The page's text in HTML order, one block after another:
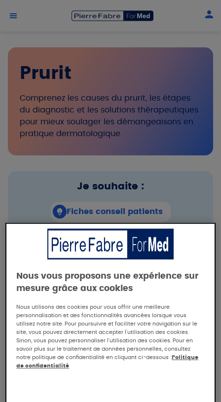
Aller au contenu principal
Prurit
Comprenez les causes du prurit, les étapes
du diagnostic et les solutions thérapeutiques
pour mieux soulager les démangeaisons en
pratique dermatologique.
Je souhaite :
Fiches conseil patients
Aide à la prescription
Information produits
Formation/conférences
PAR MARQUE :
DUCRAY
Réinitialiser les filtres
Nous vous proposons une expérience sur
mesure grâce aux cookies
Nous utilisons des cookies pour vous offrir une meilleure
personnalisation et des fonctionnalités avancées lorsque vous
utilisez notre site. Pour poursuivre et faciliter votre navigation sur le
site, vous pouvez directement accepter l'utilisation des cookies.
Sinon, vous pouvez personnaliser l'utilisation des cookies. Pour en
savoir plus sur le traitement de données personnelles, consultez
notre politique de confidentialité en cliquant ci-dessous : Politique
de confidentialité